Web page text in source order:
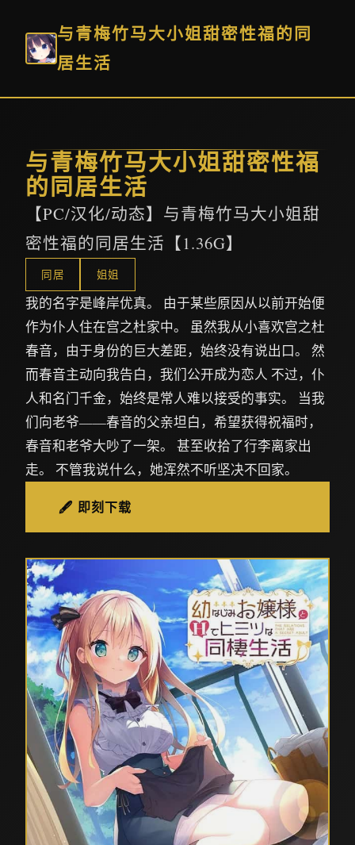
与青梅竹马大小姐甜密性福的同
居生活
与青梅竹马大小姐甜密性福
的同居生活
【PC/汉化/动态】与青梅竹马大小姐甜
密性福的同居生活【1.36G】
同居 姐姐
我的名字是峰岸优真。 由于某些原因从以前开始便
作为仆人住在宫之杜家中。 虽然我从小喜欢宫之杜
春音，由于身份的巨大差距，始终没有说出口。 然
而春音主动向我告白，我们公开成为恋人 不过，仆
人和名门千金，始终是常人难以接受的事实。 当我
们向老爷——春音的父亲坦白，希望获得祝福时，
春音和老爷大吵了一架。 甚至收拾了行李离家出
走。 不管我说什么，她浑然不听坚决不回家。
🖋️ 即刻下载